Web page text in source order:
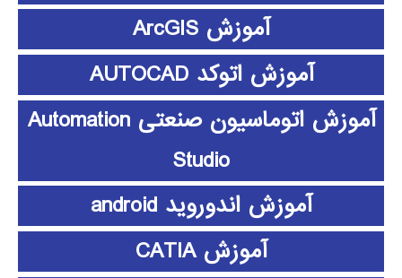
آموزش ArcGIS
آموزش اتوکد AUTOCAD
آموزش اتوماسیون صنعتی Automation
Studio
آموزش اندوروید android
آموزش CATIA